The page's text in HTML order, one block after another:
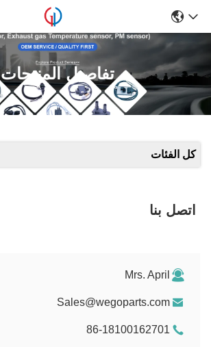
تفاصيل المنتجات
كل الفئات
اتصل بنا
Mrs. April
Sales@wegoparts.com
86-18100162701